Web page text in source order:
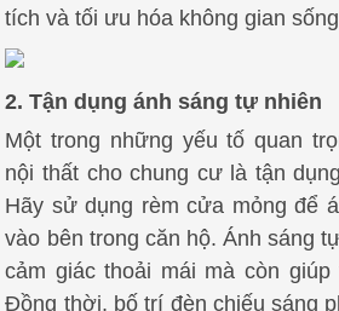
tích và tối ưu hóa không gian
2. Tận dụng ánh sáng tự nhiên
Một trong những yếu tố quan
nội thất cho chung cư là tận
Hãy sử dụng rèm cửa mỏng để
vào bên trong căn hộ. Ánh sáng
cảm giác thoải mái mà còn giúp
Đồng thời, bố trí đèn chiếu sáng